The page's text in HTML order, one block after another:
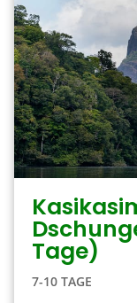
Tage)
7-10 TAGE